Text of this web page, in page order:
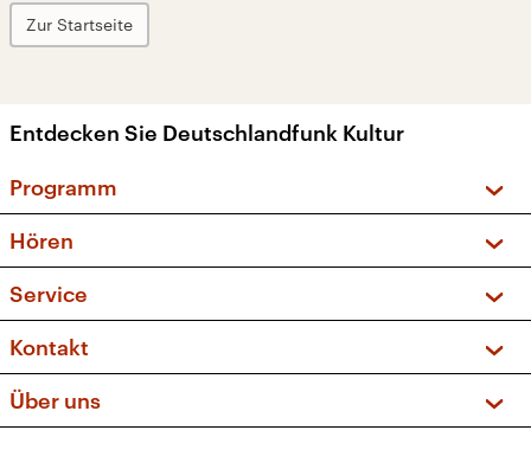
Zur Startseite
Entdecken Sie Deutschlandfunk Kultur
Programm
Sendungen und Podcasts
Musikliste
Kakadu – Das Kinderprogramm
Hören
Frequenzen (UKW + DAB+)
Service
FAQ
Apps
Newsletter
Kontakt
Social Media
Über uns